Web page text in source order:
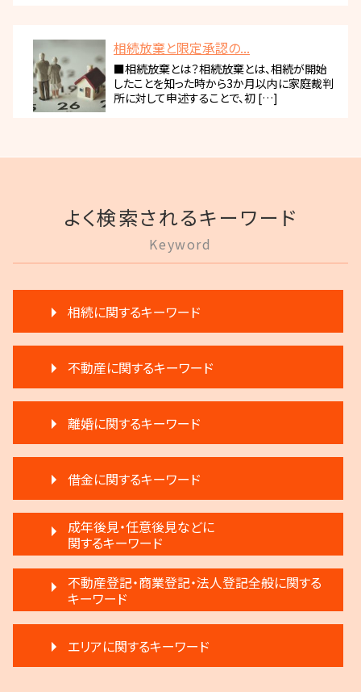
相続放棄と限定承認の...
■相続放棄とは？相続放棄とは、相続が開始
したことを知った時から3か月以内に家庭裁判
所に対して申述することで、初 […]
よく検索されるキーワード
Keyword
相続に関するキーワード
相続 遺留分 割合
限定承認とは 弁護士
遺言 執行 相続人
相続 遺産分割協議書
相続放棄
相続 弁護士費用
遺産分割 第三者
相続放棄 デメリット
生前贈与とは 住宅
相続 弁護士
遺産分割 弁護士 メリット
遺言 執行 いつ
生前贈与 分割
遺言 執行 期限
相続登記 義務化 過去の相続
生前贈与 注意点
不動産に関するキーワード
不動産 明け渡し 期間
賃料増額 借地借家法
賃料増額 更新
家賃 滞納 分割 支払い
家賃 滞納 弁護士
不動産 明け渡し 弁護士
滞納 家賃 分割 交渉
賃料増額 交渉
滞納家賃請求 時効
賃料増額 調停申立書
家賃 滞納 引越し
不動産 明け渡し 調停
退去 立会い トラブル
離婚に関するキーワード
離婚 不動産
離婚 子供 影響
離婚 応じない
離婚 弁護士
離婚 不受理届
離婚 浮気 慰謝料
離婚 浮気
離婚 相手が拒否
協議離婚 弁護士
借金に関するキーワード
任意整理 複数社
破産宣告 自己破産
民事再生 弁済額
破産 賠償金
借金返済
任意整理 不動産
任意整理 住宅ローン
破産 会社
成年後見・任意後見などに
関するキーワード
成年後見人 手続き 家族
成年後見制度 手続き
成年後見 デメリット
任意後見制度 本人
成年後見制度 わかりやすく
不動産登記・商業登記・法人登記全般に関する
キーワード
商業登記 不動産登記 違い
商業登記 義務
エリアに関するキーワード